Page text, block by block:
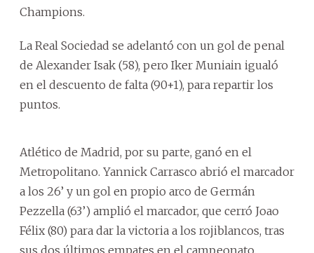
Champions.
La Real Sociedad se adelantó con un gol de penal
de Alexander Isak (58), pero Iker Muniain igualó
en el descuento de falta (90+1), para repartir los
puntos.
Atlético de Madrid, por su parte, ganó en el
Metropolitano. Yannick Carrasco abrió el marcador
a los 26’ y un gol en propio arco de Germán
Pezzella (63’) amplió el marcador, que cerró Joao
Félix (80) para dar la victoria a los rojiblancos, tras
sus dos últimos empates en el campeonato.